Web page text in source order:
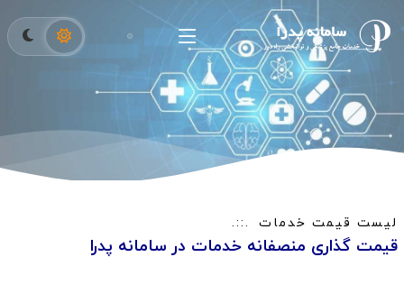
لیست قیمت خدمات
قیمت گذاری منصفانه خدمات در سامانه پدرا